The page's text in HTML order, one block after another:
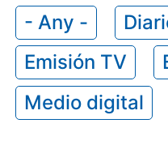
- Any -
Emisión TV
Medio digital